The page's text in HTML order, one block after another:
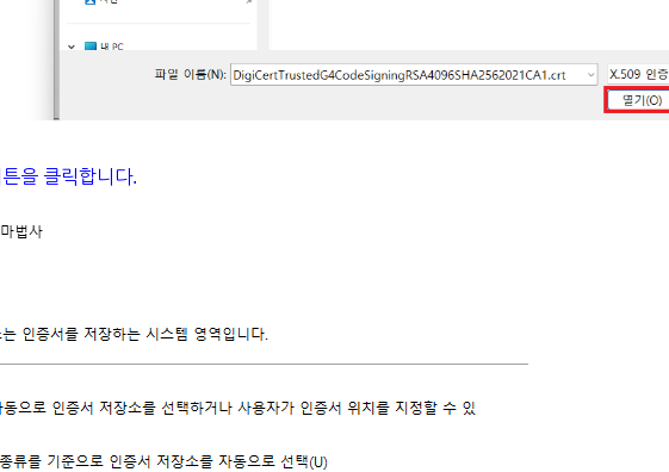
을 클릭합니다.